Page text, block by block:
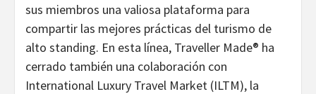
sus miembros una valiosa plataforma para
compartir las mejores prácticas del turismo de
alto standing. En esta línea, Traveller Made® ha
cerrado también una colaboración con
International Luxury Travel Market (ILTM), la